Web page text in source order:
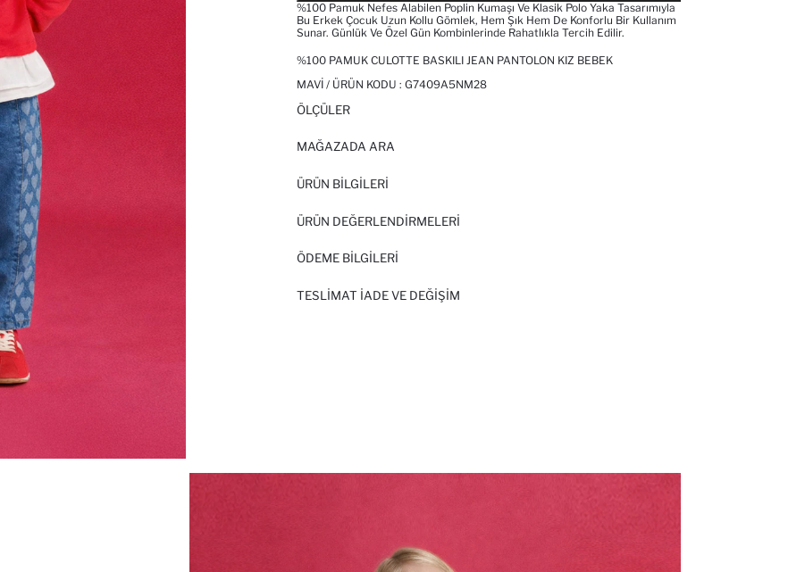
%100 Pamuk Nefes Alabilen Poplin Kumaşı Ve Klasik Polo Yaka Tasarımıyla
Bu Erkek Çocuk Uzun Kollu Gömlek, Hem Şık Hem De Konforlu Bir Kullanım
Sunar. Günlük Ve Özel Gün Kombinlerinde Rahatlıkla Tercih Edilir.
%100 PAMUK CULOTTE BASKILI JEAN PANTOLON KIZ BEBEK
MAVI / ÜRÜN KODU : G7409A5NM28
ÖLÇÜLER
MAĞAZADA ARA
ÜRÜN BILGILERI
ÜRÜN DEĞERLENDİRMELERİ
ÖDEME BİLGİLERİ
TESLIMAT İADE VE DEĞIŞIM